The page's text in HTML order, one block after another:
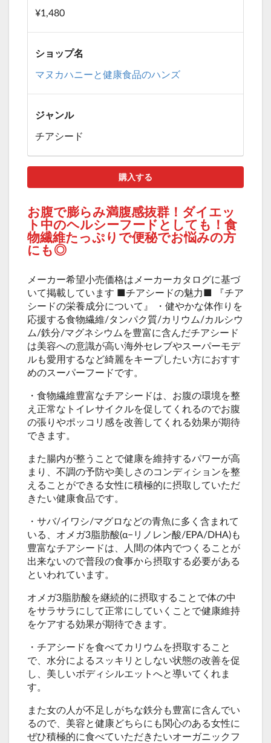
¥1,480
ショップ名
マヌカハニーと健康食品のハンズ
ジャンル
チアシード
購入する
お腹で膨らみ満腹感抜群！ダイエッ
ト中のヘルシーフードとしても！食
物繊維たっぷりで便秘でお悩みの方
にも◎
メーカー希望小売価格はメーカーカタログに基づ
いて掲載しています ■チアシードの魅力■ 『チア
シードの栄養成分について』 ・健やかな体作りを
応援する食物繊維/タンパク質/カリウム/カルシウ
ム/鉄分/マグネシウムを豊富に含んだチアシード
は美容への意識が高い海外セレブやスーパーモデ
ルも愛用するなど綺麗をキープしたい方におすす
めのスーパーフードです。
・食物繊維豊富なチアシードは、お腹の環境を整
え正常なトイレサイクルを促してくれるのでお腹
の張りやポッコリ感を改善してくれる効果が期待
できます。
また腸内が整うことで健康を維持するパワーが高
まり、不調の予防や美しさのコンディションを整
えることができる女性に積極的に摂取していただ
きたい健康食品です。
・サバ/イワシ/マグロなどの青魚に多く含まれて
いる、オメガ3脂肪酸(α−リノレン酸/EPA/DHA)も
豊富なチアシードは、人間の体内でつくることが
出来ないので普段の食事から摂取する必要がある
といわれています。
オメガ3脂肪酸を継続的に摂取することで体の中
をサラサラにして正常にしていくことで健康維持
をケアする効果が期待できます。
・チアシードを食べてカリウムを摂取すること
で、水分によるスッキリとしない状態の改善を促
し、美しいボディシルエットへと導いてくれま
す。
また女の人が不足しがちな鉄分も豊富に含んでい
るので、美容と健康どちらにも関心のある女性に
ぜひ積極的に食べていただきたいオーガニックフ